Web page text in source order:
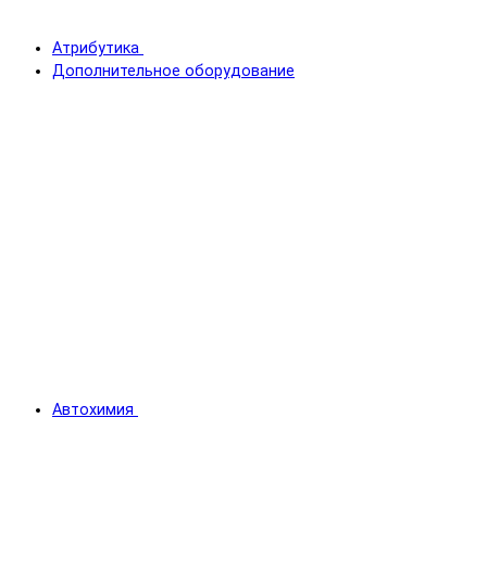
Атрибутика
Дополнительное оборудование
Автохимия